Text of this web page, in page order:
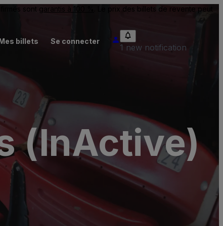
sont garantis à 100 %
. Le prix des billets de revente peut
billets Se connecter
1 new notification
(InActive)